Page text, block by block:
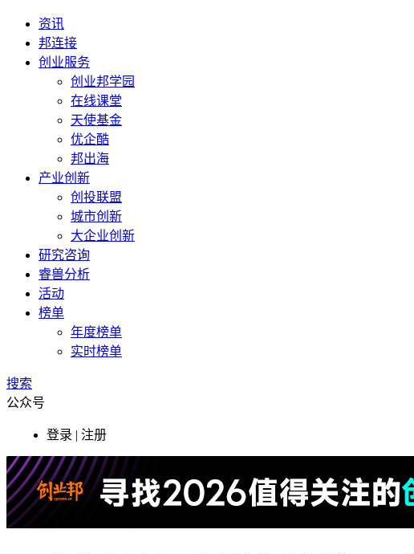
资讯
邦连接
创业服务
创业邦学园
在线课堂
天使基金
优企酷
邦出海
产业创新
创投联盟
城市创新
大企业创新
研究咨询
睿兽分析
活动
榜单
年度榜单
实时榜单
搜索
公众号
登录 | 注册